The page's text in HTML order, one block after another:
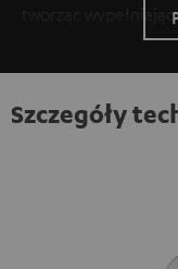
tworząc
Szczegóły